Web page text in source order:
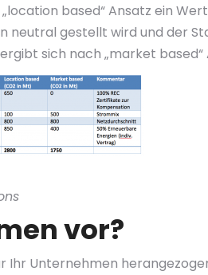
based“ Ansatz ein
gestellt wird und der
sich nach „market based“
vor?
Ihr Unternehmen